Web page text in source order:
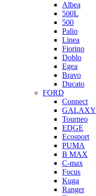
Albea
500L
500
Palio
Linea
Fiorino
Doblo
Egea
Bravo
Ducato
FORD
Connect
GALAXY
Tourneo
EDGE
Ecosport
PUMA
B MAX
C-max
Focus
Kuga
Ranger